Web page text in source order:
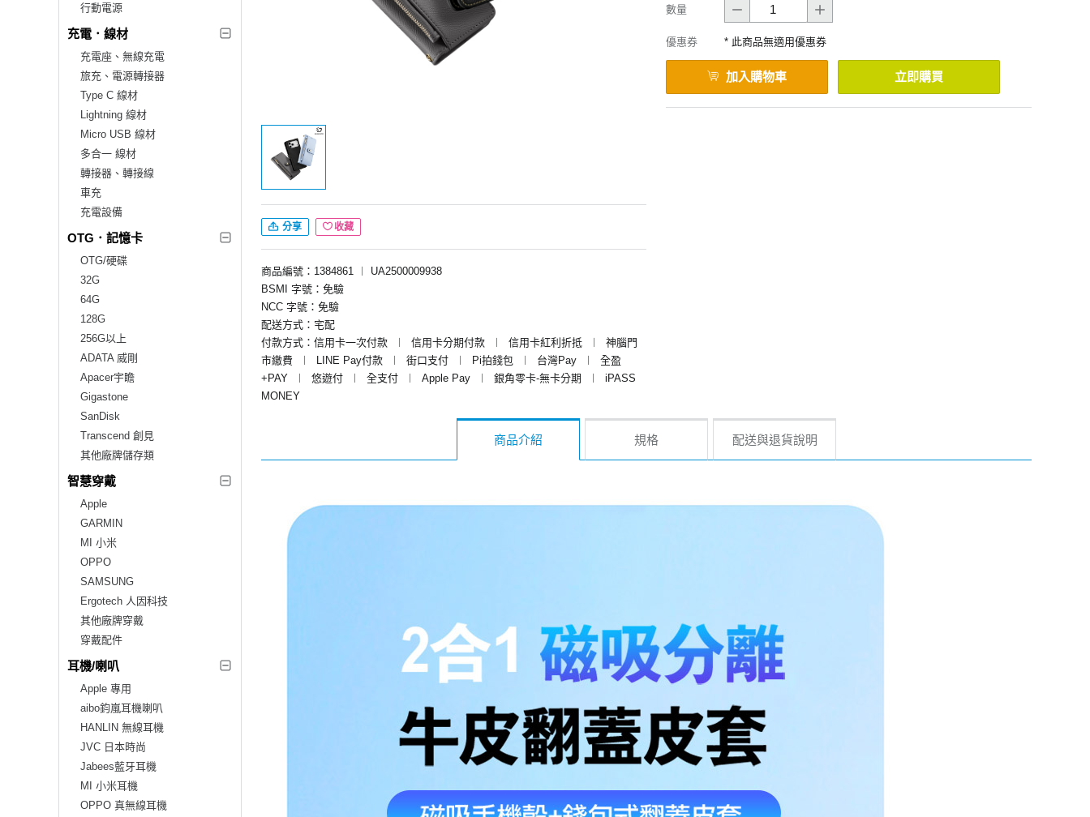
行動電源
充電．線材
充電座、無線充電
旅充、電源轉接器
Type C 線材
Lightning 線材
Micro USB 線材
多合一 線材
轉接器、轉接線
車充
充電設備
OTG．記憶卡
OTG/硬碟
32G
64G
128G
256G以上
ADATA 威剛
Apacer宇瞻
Gigastone
SanDisk
Transcend 創見
其他廠牌儲存類
智慧穿戴
Apple
GARMIN
MI 小米
OPPO
SAMSUNG
Ergotech 人因科技
其他廠牌穿戴
穿戴配件
耳機/喇叭
Apple 專用
aibo鈞嵐耳機喇叭
HANLIN 無線耳機
JVC 日本時尚
Jabees藍牙耳機
MI 小米耳機
OPPO 真無線耳機
分享 收藏
商品編號：1384861 ︱
UA2500009938
BSMI 字號：免驗
NCC 字號：免驗
配送方式：宅配
付款方式：信用卡一次付款
︱ 信用卡分期付款 ︱ 信用卡紅利折抵 ︱
神腦門
市繳費
︱ LINE Pay付款 ︱ 街口支付 ︱ Pi拍錢包 ︱ 台灣Pay ︱
全盈
+PAY
︱ 悠遊付 ︱ 全支付 ︱ Apple Pay ︱ 銀角零卡-無卡分期 ︱
iPASS
MONEY
數量
優惠券 * 此商品無適用優惠券
加入購物車 立即購買
商品介紹 規格 配送與退貨說明